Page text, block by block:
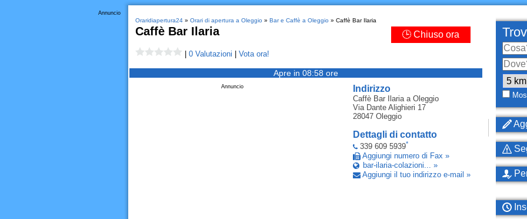
Annuncio
Oraridiapertura24» Orari di apertura a Oleggio» Bar e Caffè a Oleggio» Caffè Bar Ilaria
Caffè Bar Ilaria 🕒 Chiuso ora
0 Valutazioni Vota ora!
Apre in 08:58 ore
Indirizzo
Caffè Bar Ilariaa Oleggio
Via Dante Alighieri 17
28047 Oleggio
Dettagli di contatto
339 609 5939*
Aggiungi numero di Fax »
bar-ilaria-colazioni... »
Aggiungi il tuo indirizzo e-mail »
Annuncio